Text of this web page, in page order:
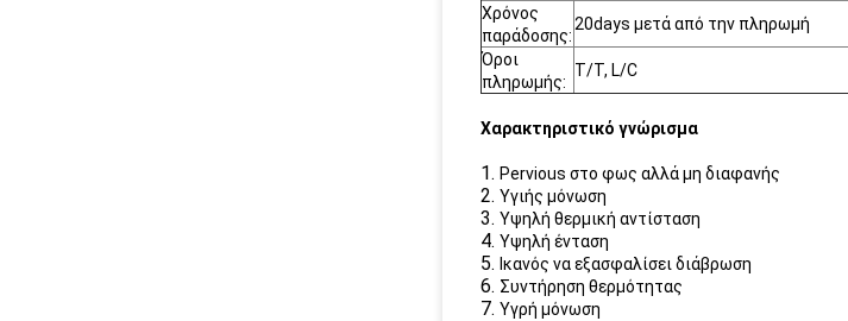
Χρόνος
παράδοσης:
20days μετά από την πληρωμή
Όροι
πληρωμής:
T/T, L/C
Χαρακτηριστικό γνώρισμα
1. Pervious στο φως αλλά μη διαφανής
2. Υγιής μόνωση
3. Υψηλή θερμική αντίσταση
4. Υψηλή ένταση
5. Ικανός να εξασφαλίσει διάβρωση
6. Συντήρηση θερμότητας
7. Υγρή μόνωση